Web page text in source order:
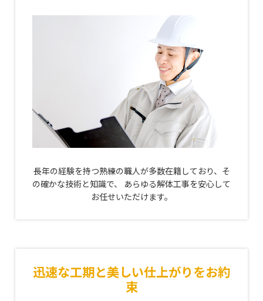
長年の経験を持つ熟練の職人が多数在籍しており、 そ
の確かな技術と知識で、
あらゆる解体工事を安心して
お任せいただけます。
迅速な工期と美しい仕上がりをお約
束